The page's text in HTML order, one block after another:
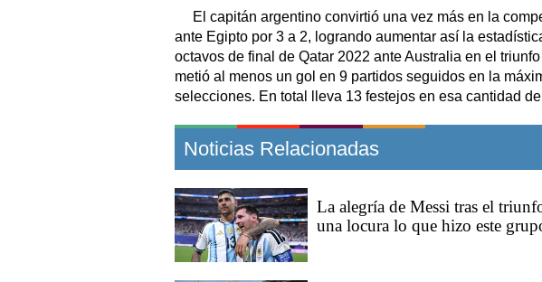
Edictos
Teléfonos de
El capitán argentino convirtió una vez más en la
ante Egipto por 3 a 2, logrando aumentar así la
octavos de final de Qatar 2022 ante Australia en el
metió al menos un gol en 9 partidos seguidos en la
selecciones. En total lleva 13 festejos en esa cantidad
Noticias Relacionadas
La alegría de Messi tras el
una locura lo que hizo este